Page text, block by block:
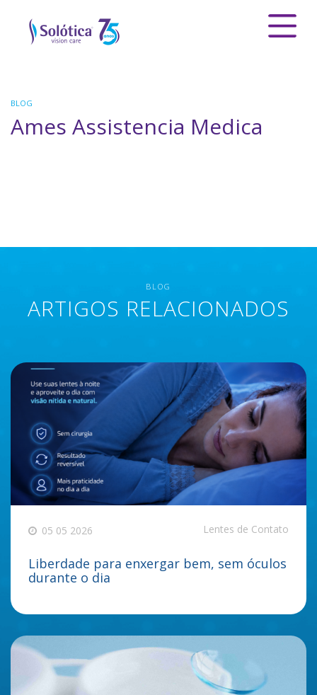
BLOG
Ames Assistencia Medica
BLOG
ARTIGOS RELACIONADOS
05 05 2026 Lentes de Contato
Liberdade para enxergar bem, sem óculos
durante o dia